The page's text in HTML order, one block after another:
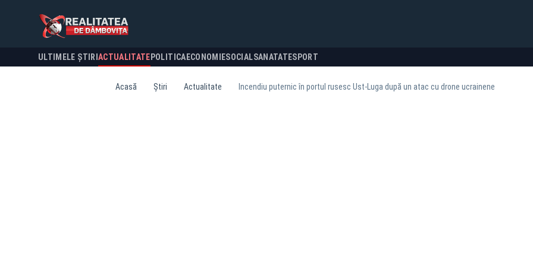
ULTIMELE ȘTIRI ACTUALITATE POLITICA ECONOMIESOCIALSANATATESPORT
Acasă Știri Actualitate Incendiu puternic în portul rusesc Ust‑Luga după un atac cu drone ucrainene